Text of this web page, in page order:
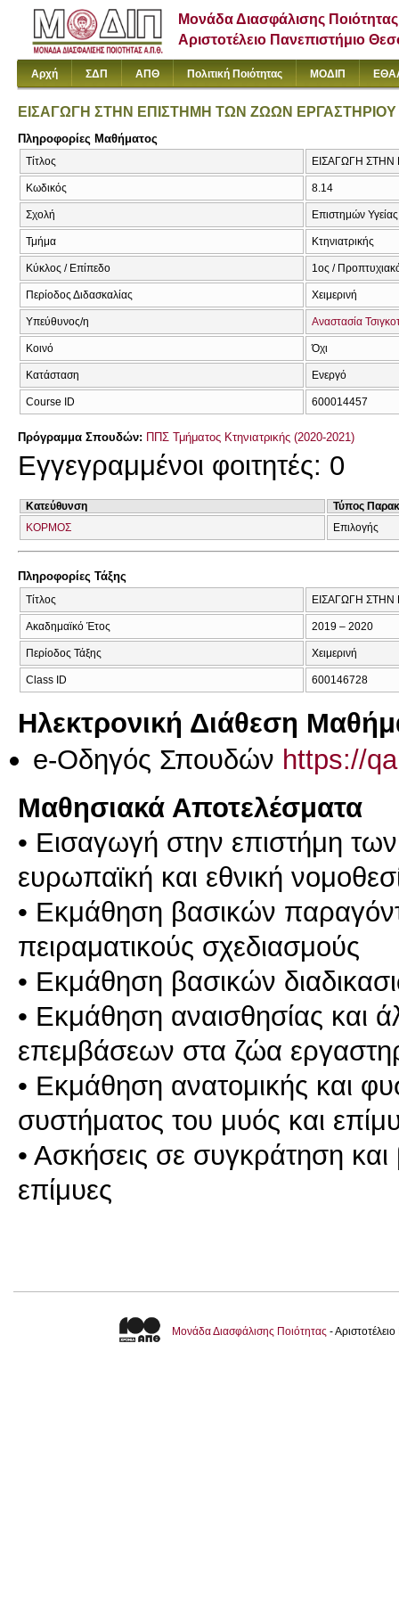
Μονάδα Διασφάλισης Ποιότητας
Αριστοτέλειο Πανεπιστήμιο
Αρχή ΣΔΠ ΑΠΘ Πολιτική Ποιότητας ΜΟΔΙΠ
ΕΙΣΑΓΩΓΗ ΣΤΗΝ ΕΠΙΣΤΗΜΗ ΤΩΝ ΖΩΩΝ ΕΡΓΑΣΤΗΡΙΟΥ
Πληροφορίες Μαθήματος
Τίτλος ΕΙΣΑΓΩΓΗ ΣΤΗΝ
Κωδικός 8.14
Σχολή Επιστημών Υγείας
Τμήμα Κτηνιατρικής
Κύκλος / Επίπεδο 1ος /
Περίοδος Διδασκαλίας Χειμερινή
Υπεύθυνος/η Αναστασία
Κοινό Όχι
Κατάσταση Ενεργό
Course ID 600014457
Πρόγραμμα Σπουδών: ΠΠΣ Τμήματος Κτηνιατρικής (2020-2021)
Εγγεγραμμένοι φοιτητές: 0
Κατεύθυνση
Τύπος
ΚΟΡΜΟΣ
Επιλογής
Πληροφορίες Τάξης
Τίτλος ΕΙΣΑΓΩΓΗ
Ακαδημαϊκό Έτος 2019 – 2020
Περίοδος Τάξης Χειμερινή
Class ID 600146728
Ηλεκτρονική Διάθεση
e-Οδηγός Σπουδών https://
Μαθησιακά Αποτελέσματα
• Εισαγωγή στην επιστήμη
ευρωπαϊκή και εθνική
• Εκμάθηση βασικών
πειραματικούς σχεδιασμούς
• Εκμάθηση βασικών
• Εκμάθηση αναισθησίας και
επεμβάσεων στα ζώα
• Εκμάθηση ανατομικής και
συστήματος του μυός και
• Ασκήσεις σε συγκράτηση και
Μονάδα Διασφάλισης Ποιότητας -